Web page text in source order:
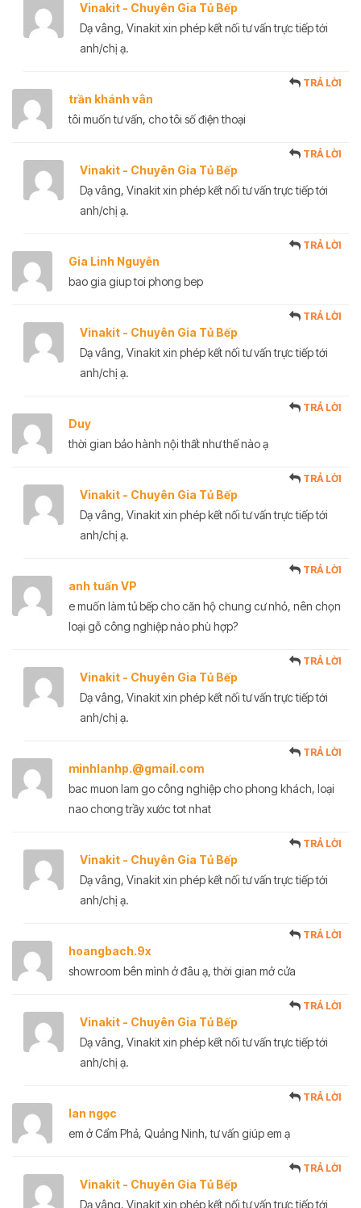
Vinakit - Chuyên Gia Tủ Bếp
Dạ vâng, Vinakit xin phép kết nối tư vấn trực tiếp tới
anh/chị ạ.
trần khánh vân
TRẢ LỜI
tôi muốn tư vấn, cho tôi số điện thoại
Vinakit - Chuyên Gia Tủ Bếp
TRẢ LỜI
Dạ vâng, Vinakit xin phép kết nối tư vấn trực tiếp tới
anh/chị ạ.
Gia Linh Nguyễn
TRẢ LỜI
bao gia giup toi phong bep
Vinakit - Chuyên Gia Tủ Bếp
TRẢ LỜI
Dạ vâng, Vinakit xin phép kết nối tư vấn trực tiếp tới
anh/chị ạ.
Duy
TRẢ LỜI
thời gian bảo hành nội thất như thế nào ạ
Vinakit - Chuyên Gia Tủ Bếp
TRẢ LỜI
Dạ vâng, Vinakit xin phép kết nối tư vấn trực tiếp tới
anh/chị ạ.
anh tuấn VP
TRẢ LỜI
e muốn làm tủ bếp cho căn hộ chung cư nhỏ, nên chọn
loại gỗ công nghiệp nào phù hợp?
Vinakit - Chuyên Gia Tủ Bếp
TRẢ LỜI
Dạ vâng, Vinakit xin phép kết nối tư vấn trực tiếp tới
anh/chị ạ.
minhlanhp.@gmail.com
TRẢ LỜI
bac muon lam go công nghiệp cho phong khách, loại
nao chong trầy xước tot nhat
Vinakit - Chuyên Gia Tủ Bếp
TRẢ LỜI
Dạ vâng, Vinakit xin phép kết nối tư vấn trực tiếp tới
anh/chị ạ.
hoangbach.9x
TRẢ LỜI
showroom bên mình ở đâu ạ, thời gian mở cửa
Vinakit - Chuyên Gia Tủ Bếp
TRẢ LỜI
Dạ vâng, Vinakit xin phép kết nối tư vấn trực tiếp tới
anh/chị ạ.
lan ngọc
TRẢ LỜI
em ở Cẩm Phả, Quảng Ninh, tư vấn giúp em ạ
Vinakit - Chuyên Gia Tủ Bếp
TRẢ LỜI
Dạ vâng, Vinakit xin phép kết nối tư vấn trực tiếp tới